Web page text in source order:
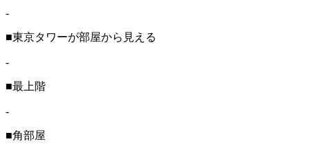
-
■東京タワーが部屋から見える
-
■最上階
-
■角部屋